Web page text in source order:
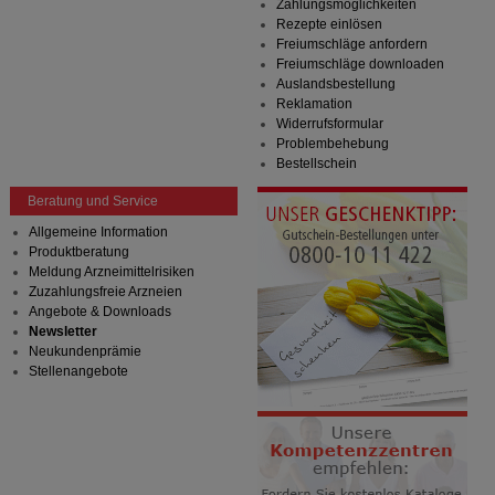
Zahlungsmöglichkeiten
Rezepte einlösen
Freiumschläge anfordern
Freiumschläge downloaden
Auslandsbestellung
Reklamation
Widerrufsformular
Problembehebung
Bestellschein
Beratung und Service
Allgemeine Information
Produktberatung
Meldung Arzneimittelrisiken
Zuzahlungsfreie Arzneien
Angebote & Downloads
Newsletter
Neukundenprämie
Stellenangebote